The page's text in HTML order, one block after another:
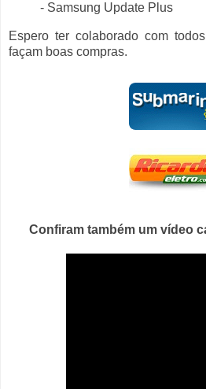
- Samsung Update Plus
Espero ter colaborado com
façam boas compras.
Confiram também um vídeo